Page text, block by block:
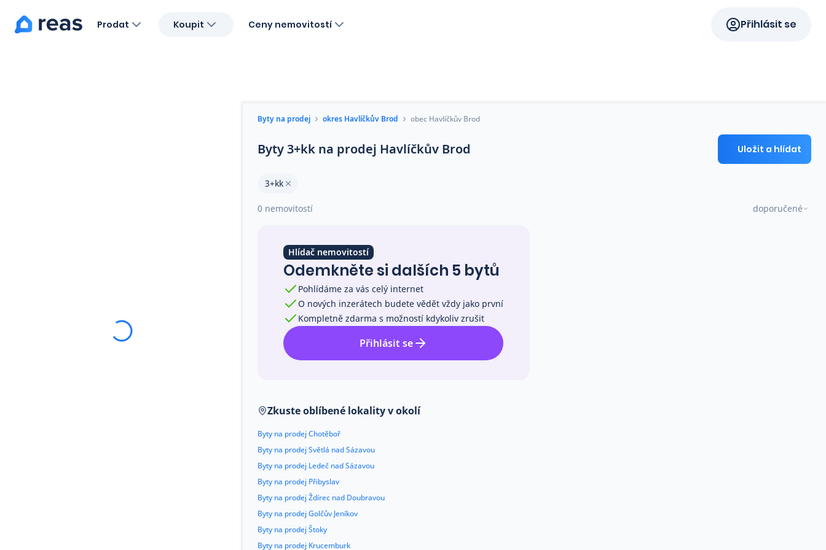
Prodat Koupit Ceny nemovitostí Přihlásit se
Byty na prodej okres Havlíčkův Brod obec Havlíčkův Brod
Byty 3+kk na prodej Havlíčkův Brod Uložit a hlídat
3+kk
0 nemovitostí doporučené
Hlídač nemovitostí
Odemkněte si dalších 5 bytů
Pohlídáme za vás celý internet
O nových inzerátech budete vědět vždy jako první
Kompletně zdarma s možností kdykoliv zrušit
Přihlásit se
Zkuste oblíbené lokality v okolí
Byty na prodej Chotěboř
Byty na prodej Světlá nad Sázavou
Byty na prodej Ledeč nad Sázavou
Byty na prodej Přibyslav
Byty na prodej Ždírec nad Doubravou
Byty na prodej Golčův Jeníkov
Byty na prodej Štoky
Byty na prodej Krucemburk